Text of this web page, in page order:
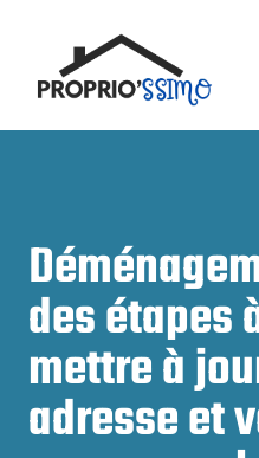
contenu
des étapes
mettre à
adresse et